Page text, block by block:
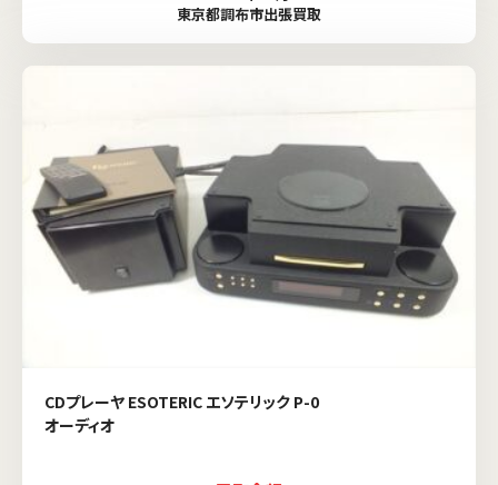
東京都調布市出張買取
CDプレーヤ ESOTERIC エソテリック P-0
オーディオ